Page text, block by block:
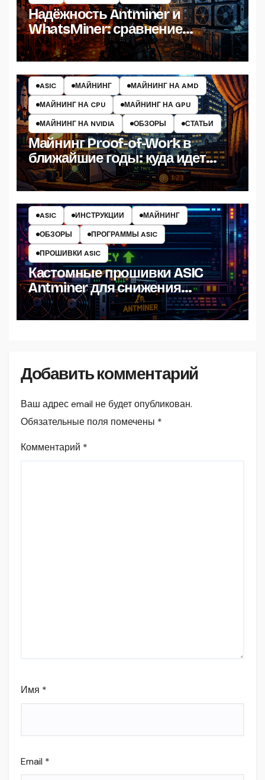
Надёжность Antminer и
WhatsMiner: сравнение
ASIC‑майнеров в 2026 году
ASIC МАЙНИНГ
МАЙНИНГ НА AMD
МАЙНИНГ НА CPU
МАЙНИНГ НА GPU
МАЙНИНГ НА NVIDIA
ОБЗОРЫ СТАТЬИ
Майнинг Proof-of-Work в
ближайшие годы: куда идет
индустрия PoW и как выжить
ASIC ИНСТРУКЦИИ
МАЙНИНГ
ОБЗОРЫ
ПРОГРАММЫ ASIC
ПРОШИВКИ ASIC
Кастомные прошивки ASIC
Antminer для снижения
энергопотребления
Добавить комментарий
Ваш адрес email не будет опубликован.
Обязательные поля помечены *
Комментарий *
Имя *
Email *